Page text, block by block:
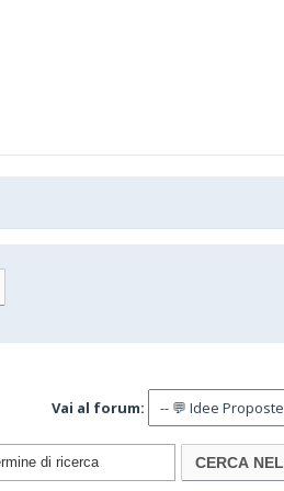
Vai al forum: